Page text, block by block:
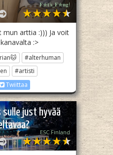
𝐅✮𝐭'𝐬_𝐅✮𝐧𝐠!
mun arttia :))) Ja voit
:>
#alterhuman
#artisti
Twiittaa
just hyvää
ESC Finland